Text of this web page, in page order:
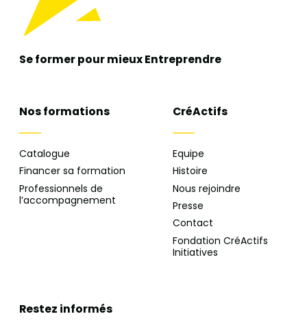
Se former pour mieuxEntreprendre
Nos formations
Catalogue
Financer sa formation
Professionnels de
l’accompagnement
CréActifs
Equipe
Histoire
Nous rejoindre
Presse
Contact
Fondation CréActifs
Initiatives
Restez informés